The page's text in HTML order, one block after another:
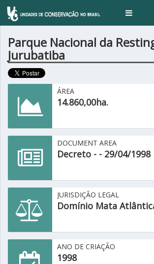
Toggle
Parque Nacional da
Jurubatiba
ÁREA
14.860,00ha.
DOCUMENT AREA
Decreto - - 29/04/1998
JURISDIÇÃO LEGAL
Domínio Mata
ANO DE CRIAÇÃO
1998